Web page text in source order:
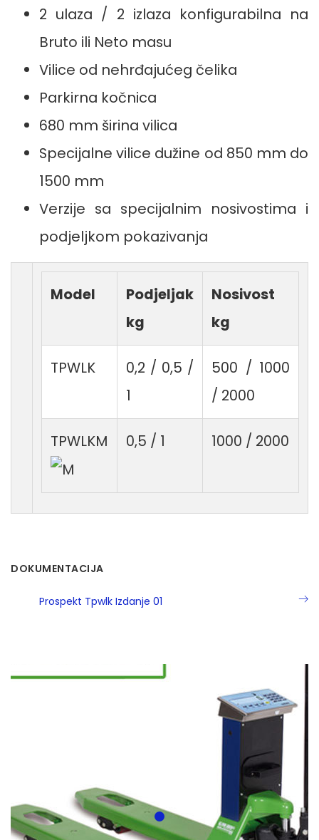
2 ulaza / 2 izlaza konfigurabilna na
Bruto ili Neto masu
Vilice od nehrđajućeg čelika
Parkirna kočnica
680 mm širina vilica
Specijalne vilice dužine od 850 mm do
1500 mm
Verzije sa specijalnim nosivostima i
podjeljkom pokazivanja
Model
Podjeljak
kg
Nosivost
kg
TPWLK
0,2 / 0,5 /
1
500 / 1000
/ 2000
TPWLKM 0,5 / 1 1000 / 2000
DOKUMENTACIJA
Prospekt Tpwlk Izdanje 01